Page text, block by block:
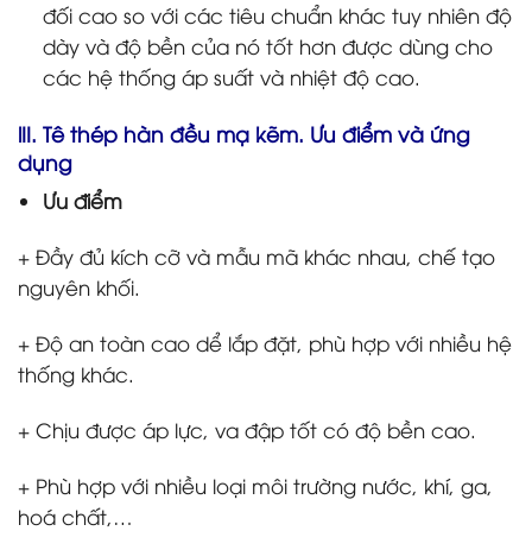
đối cao so với các tiêu chuẩn khác tuy nhiên độ
dày và độ bền của nó tốt hơn được dùng cho
các hệ thống áp suất và nhiệt độ cao.
lII. Tê thép hàn đều mạ kẽm. Ưu điểm và ứng
dụng
Ưu điểm
+ Đầy đủ kích cỡ và mẫu mã khác nhau, chế tạo
nguyên khối.
+ Độ an toàn cao dể lắp đặt, phù hợp với nhiều hệ
thống khác.
+ Chịu được áp lực, va đập tốt có độ bền cao.
+ Phù hợp với nhiều loại môi trường nước, khí, ga,
hoá chất,…